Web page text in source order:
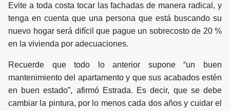
Evite a toda costa tocar las fachadas de manera radical, y
tenga en cuenta que una persona que está buscando su
nuevo hogar será difícil que pague un sobrecosto de 20 %
en la vivienda por adecuaciones.
Recuerde que todo lo anterior supone “un buen
mantenimiento del apartamento y que sus acabados estén
en buen estado”, afirmó Estrada. Es decir, que se debe
cambiar la pintura, por lo menos cada dos años y cuidar el